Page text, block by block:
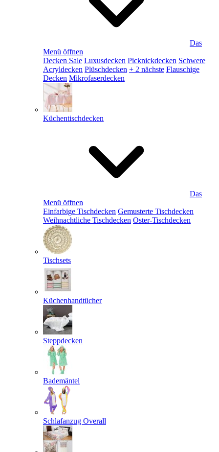
Das
Menü öffnen
Decken Sale Luxusdecken Picknickdecken Schwere
Acryldecken Plüschdecken + 2 nächste Flauschige
Decken Mikrofaserdecken
Küchentischdecken
Das
Menü öffnen
Einfarbige Tischdecken Gemusterte Tischdecken
Weihnachtliche Tischdecken Oster-Tischdecken
Tischsets
Küchenhandtücher
Steppdecken
Bademäntel
Schlafanzug Overall